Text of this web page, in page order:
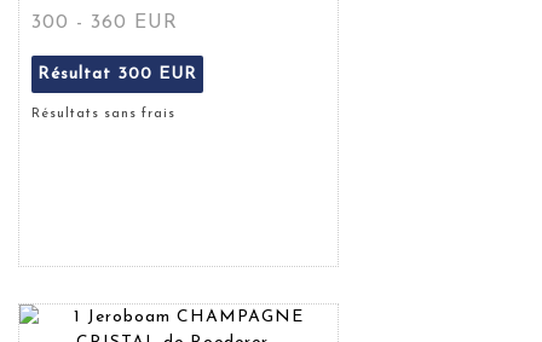
300 - 360 EUR
Résultat 300 EUR
Résultats sans frais